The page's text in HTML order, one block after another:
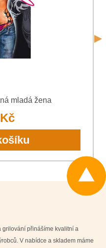
mladá žena
grilování přinášíme kvalitní a
V nabídce a skladem máme